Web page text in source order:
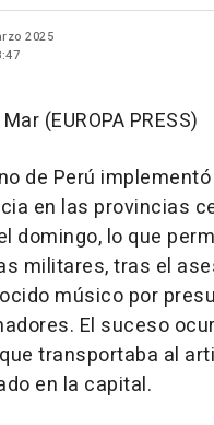
2025
(EUROPA PRESS)
de Perú
en las provincias
domingo, lo que
militares, tras el
músico por
El suceso
transportaba al
en la capital.